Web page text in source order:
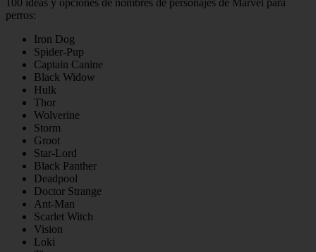
100 ideas y opciones de nombres de personajes de Marvel para
perros:
Iron Dog
Spider-Pup
Captain Canine
Black Widow
Hulk
Thor
Wolverine
Storm
Groot
Star-Lord
Black Panther
Deadpool
Doctor Strange
Ant-Man
Scarlet Witch
Vision
Loki